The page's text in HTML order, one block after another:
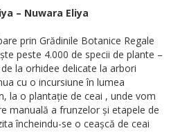
– Nuwara Eliya
prin Grădinile Botanice Regale
peste 4.000 de specii de plante –
la orhidee delicate la arbori
cu o incursiune în lumea
la o plantație de ceai , unde vom
manuală a frunzelor și etapele de
încheindu-se o ceașcă de ceai